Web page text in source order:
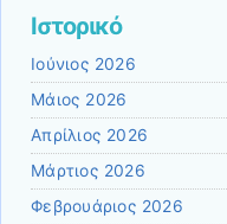
Ιστορικό
Ιούνιος 2026
Μάιος 2026
Απρίλιος 2026
Μάρτιος 2026
Φεβρουάριος 2026